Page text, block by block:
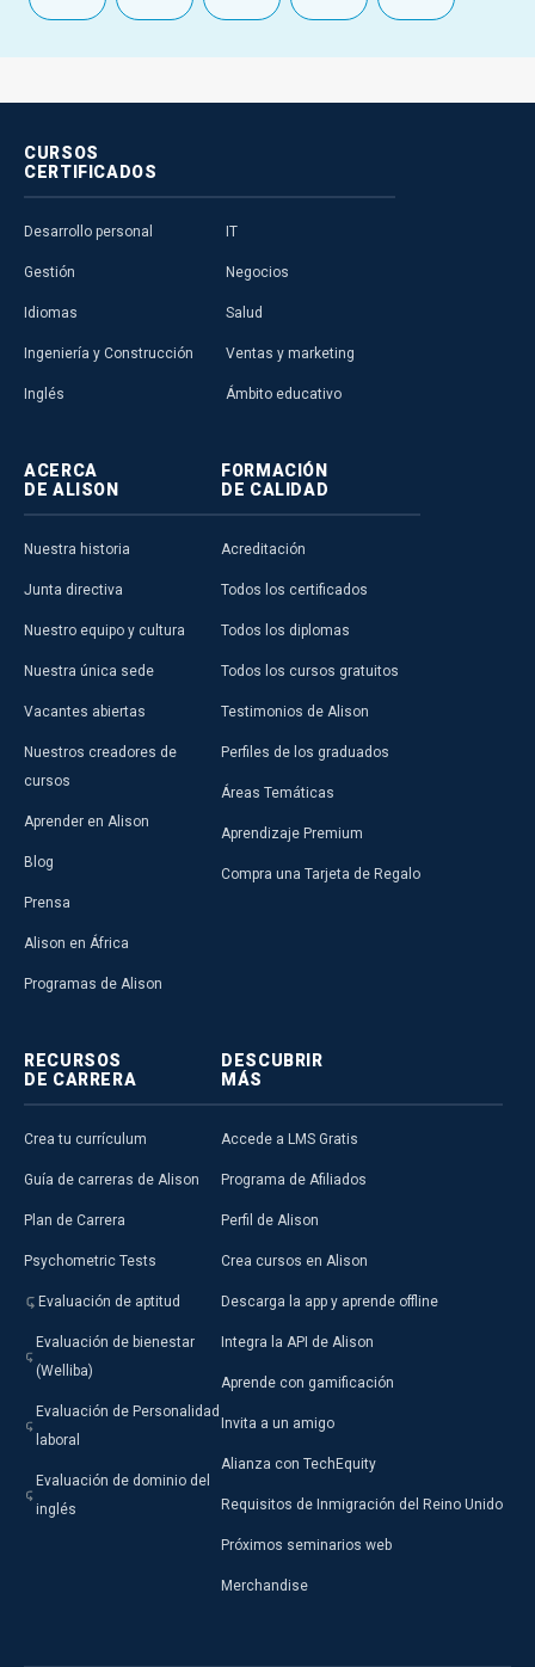
CURSOS
CERTIFICADOS
Desarrollo personal
Gestión
Idiomas
Ingeniería y Construcción
Inglés
IT
Negocios
Salud
Ventas y marketing
Ámbito educativo
ACERCA
DE ALISON
Nuestra historia
Junta directiva
Nuestro equipo y cultura
Nuestra única sede
Vacantes abiertas
Nuestros creadores de
cursos
Aprender en Alison
Blog
Prensa
Alison en África
Programas de Alison
FORMACIÓN
DE CALIDAD
Acreditación
Todos los certificados
Todos los diplomas
Todos los cursos gratuitos
Testimonios de Alison
Perfiles de los graduados
Áreas Temáticas
Aprendizaje Premium
Compra una Tarjeta de Regalo
RECURSOS
DE CARRERA
Crea tu currículum
Guía de carreras de Alison
Plan de Carrera
Psychometric Tests
Evaluación de aptitud
Evaluación de bienestar
(Welliba)
Evaluación de Personalidad
laboral
Evaluación de dominio del
inglés
DESCUBRIR
MÁS
Accede a LMS Gratis
Programa de Afiliados
Perfil de Alison
Crea cursos en Alison
Descarga la app y aprende offline
Integra la API de Alison
Aprende con gamificación
Invita a un amigo
Alianza con TechEquity
Requisitos de Inmigración del Reino Unido
Próximos seminarios web
Merchandise